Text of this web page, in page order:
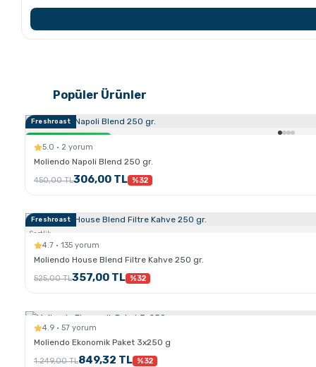
Popüler Ürünler
Freshroast
Sertlik:
5.0 · 2 yorum
Moliendo Napoli Blend 250 gr.
450,00 TL306,00 TL %32
Freshroast
Sertlik:
4.7 · 135 yorum
Moliendo House Blend Filtre Kahve 250 gr.
525,00 TL357,00 TL %32
4.9 · 57 yorum
Moliendo Ekonomik Paket 3x250 g
1.249,00 TL849,32 TL %32